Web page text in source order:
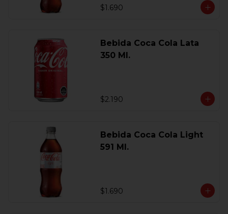
$1.690
Bebida Coca Cola Lata
350 Ml.
$2.190
Bebida Coca Cola Light
591 Ml.
$1.690